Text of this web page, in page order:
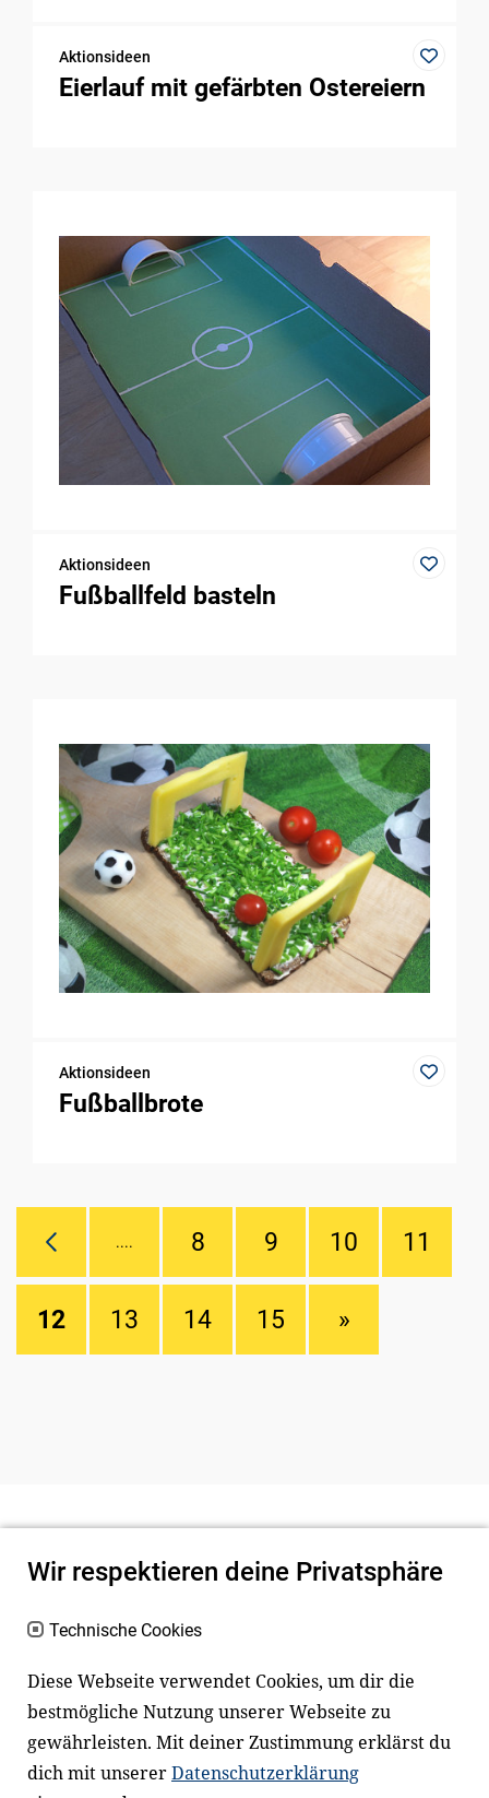
Aktionsideen
Eierlauf mit gefärbten Ostereiern
Aktionsideen
Fußballfeld basteln
Aktionsideen
Fußballbrote
.... 8 9 10 11
12 13 14 15 »
Newsletter Instagram
Facebook LinkedIn
Wir respektieren deine Privatsphäre
Technische Cookies
Diese Webseite verwendet Cookies, um dir die
bestmögliche Nutzung unserer Webseite zu
gewährleisten. Mit deiner Zustimmung erklärst du
dich mit unsererDatenschutzerklärung